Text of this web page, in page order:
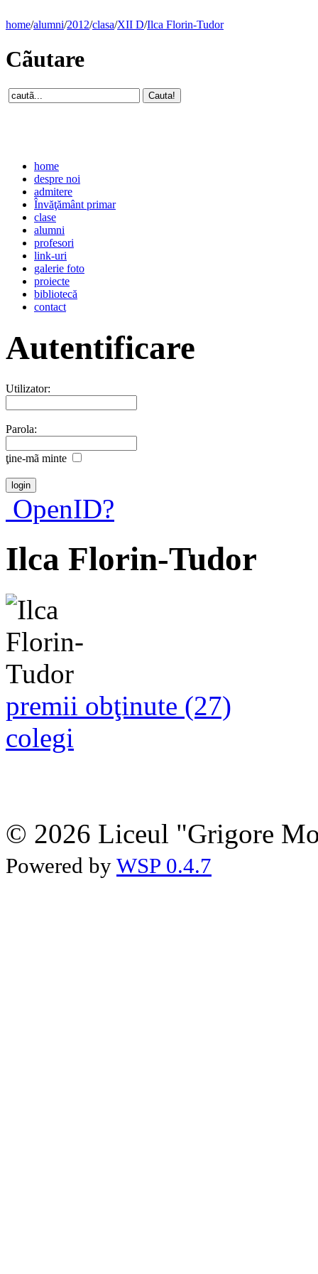
home/alumni/2012/clasa/XII D/Ilca Florin-Tudor
Cãutare
home
despre noi
admitere
Învăţământ primar
clase
alumni
profesori
link-uri
galerie foto
proiecte
bibliotecă
contact
Autentificare
Utilizator:
Parola:
ţine-mã minte
OpenID?
Ilca Florin-Tudor
premii obţinute (27)
colegi
© 2026 Liceul "Grigore
Powered by WSP 0.4.7